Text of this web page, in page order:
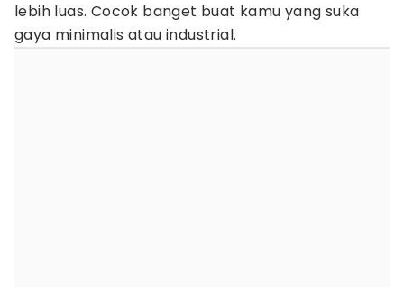
lebih luas. Cocok banget buat kamu yang suka
gaya minimalis atau industrial.